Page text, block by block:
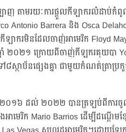
ាញ តាមរយៈការផ្តួលកីឡាករលំដាប់
Antonio Barrera និង Osca
ឡាករមិនដែលចាញ់អាមេរិក Floyd
២០២១ ក្រោយពីចាញ់កីឡករគុយបា
ៅ៨ស្ថាប័នផ្សេងគ្នា ជាមួយកំណត់ត្រ
០១៦ ដល់ ២០២២ បានត្រឡប់ពីការចូ
មេរិក Mario Barrios ដើម្បីដណ្តើមខ្